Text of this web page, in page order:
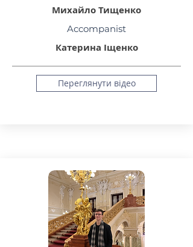
Михайло Тищенко
Accompanist
Катерина Іщенко
Переглянути відео